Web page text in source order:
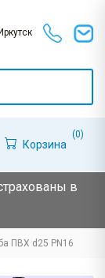
Иркутск
Корзина
(0)
в
ПВХ d25 PN16